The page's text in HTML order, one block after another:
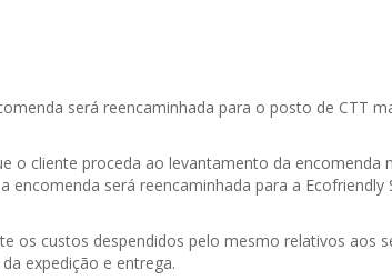
será reencaminhada para o posto de CTT
o cliente proceda ao levantamento da encomenda
encomenda será reencaminhada para a Ecofriendly
os custos despendidos pelo mesmo relativos aos
expedição e entrega.